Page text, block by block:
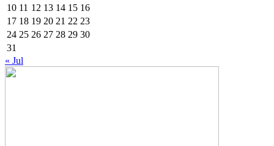
10 11 12 13 14 15 16
17 18 19 20 21 22 23
24 25 26 27 28 29 30
31
« Jul